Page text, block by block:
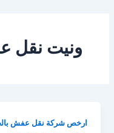
ونيت نقل
ارخص شركة نقل عفش